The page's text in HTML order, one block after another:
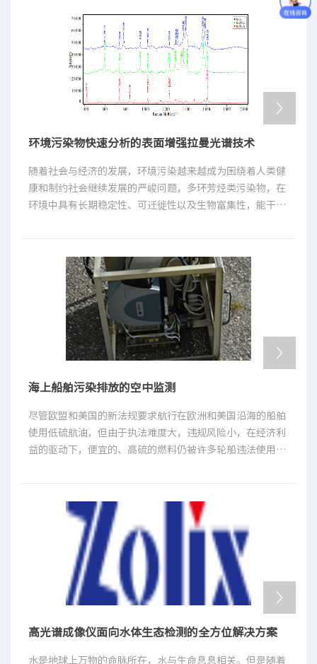
即卷烟小盒及条盒外包裹的一层薄膜，全世界有85％以上的
烟盒采用透明包装材料进行包装。因其具有阻隔性、透明
性、热封性、机械加工性、透氧透湿率小等特性,能有效防止
香烟吸潮霉变，阻止烟草香气外逸，具有良好的阻隔性和保
环境污染物快速分析的表面增强拉曼光谱技术
随着社会与经济的发展，环境污染越来越成为困绕着人类健
康和制约社会继续发展的严峻问题，多环芳烃类污染物，在
环境中具有长期稳定性、可迁徙性以及生物富集性，能干扰
spectroscopy, SERS)作为一种强有力的原位分析技术，不
仅可以像拉曼光谱一样能够提供分子结构的特征光谱，而且
还可以极大地增强被测分子的拉曼信号，通常可以增强6个
数量级以上，有时甚至可以达到14个数量级，从而达到单分
子检测。文献研究表明表面增强拉曼光谱完全可以实现对特
定环境污染物的高灵敏度定性和定量检测。过去受限于拉曼
光谱仪的发展，表面增强拉曼光谱基本上只能作为一种实验
展，拉曼光谱仪可以集成为一个小型、快速、简便的检测设
海上船舶污染排放的空中监测
尽管欧盟和美国的新法规要求航行在欧洲和美国沿海的船舶
使用低硫航油，但由于执法难度大，违规风险小，在经济利
益的驱动下，便宜的、高硫的燃料仍被许多轮船违法使用。
度实时监控船舶污染。
高光谱成像仪面向水体生态检测的全方位解决方案
水是地球上万物的命脉所在，水与生命息息相关。但是随着